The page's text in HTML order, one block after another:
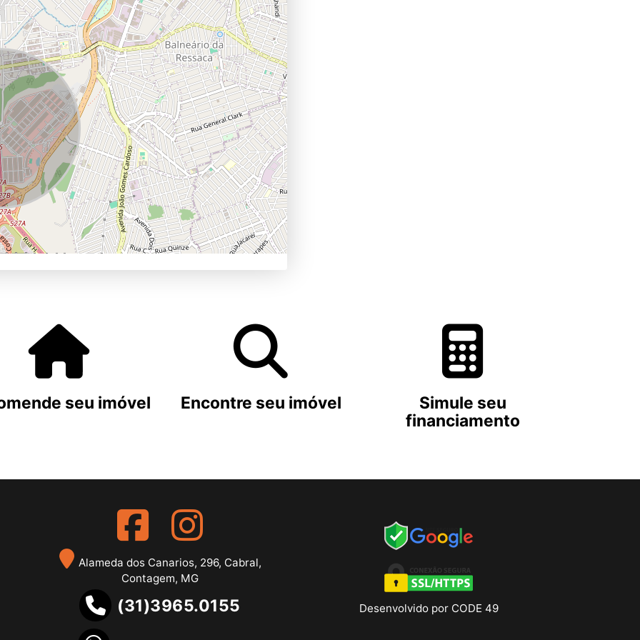
seu imóvel Encontre seu imóvel
Simule seu
financiamento
Alameda dos Canarios, 296, Cabral,
Contagem, MG
(31)3965.0155 Desenvolvido por CODE 49